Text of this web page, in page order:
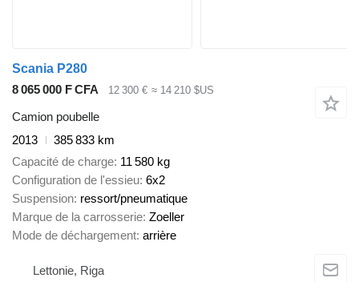
Scania P280
8 065 000 F CFA
12 300 € ≈ 14 210 $US
Camion poubelle
2013
385 833 km
Capacité de charge 11 580 kg
Configuration de l'essieu 6x2
Suspension ressort/pneumatique
Marque de la carrosserie Zoeller
Mode de déchargement arrière
Lettonie, Riga